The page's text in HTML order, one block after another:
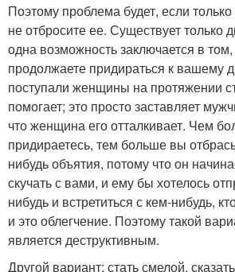
Поэтому проблема будет, если
не отбросите ее. Существует только
одна возможность заключается в
продолжаете придираться к вашему
поступали женщины на протяжении
помогает; это просто заставляет
что женщина его отталкивает. Чем
придираетесь, тем больше вы
нибудь объятия, потому что он
скучать с вами, и ему бы хотелось
нибудь и встретиться с кем-нибудь,
и это облегчение. Поэтому такой
является деструктивным.
Другой вариант: стать смелой,